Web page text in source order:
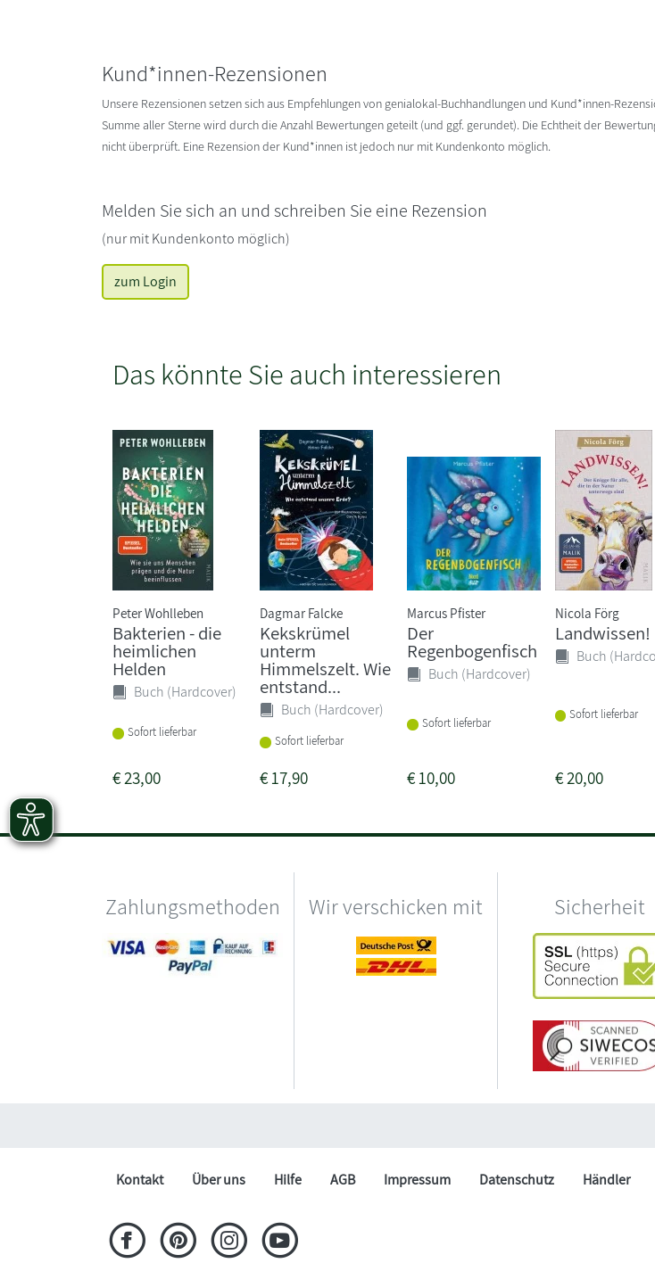
Kund*innen-Rezensionen
Unsere Rezensionen setzen sich aus Empfehlungen von genialokal-Buchhandlungen und Kund*innen-
Summe aller Sterne wird durch die Anzahl Bewertungen geteilt (und ggf. gerundet). Die Echtheit der
nicht überprüft. Eine Rezension der Kund*innen ist jedoch nur mit Kundenkonto möglich.
Melden Sie sich an und schreiben Sie eine Rezension
(nur mit Kundenkonto möglich)
zum Login
Das könnte Sie auch interessieren
Peter Wohlleben
Bakterien - die
heimlichen
Helden
Buch (Hardcover)
Sofort lieferbar
€23,00
Dagmar Falcke
Kekskrümel
unterm
Himmelszelt. Wie
entstand...
Buch (Hardcover)
Sofort lieferbar
€17,90
Marcus Pfister
Der
Regenbogenfisch
Buch (Hardcover)
Sofort lieferbar
€10,00
Nicola Förg
Landwissen!
Buch
Sofort lieferbar
€20,00
Zahlungsmethoden Wir verschicken mit Sicherheit
Kontakt Über uns Hilfe AGB Impressum Datenschutz Händler